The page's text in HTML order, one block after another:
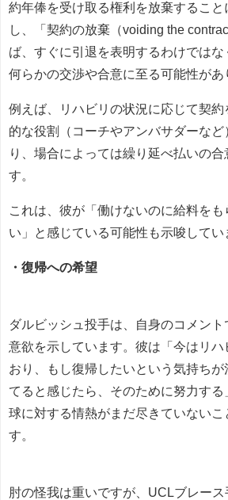
約年俸を受け取る権利を放棄するこ
し、「契約の放棄（voiding the
ば、すぐに引退を表明するわけでは
何らかの交渉や合意に至る可能性があ
例えば、リハビリの状況に応じて契
的な役割（コーチやアンバサダーなど
り、場合によっては繰り延べ払いの合
す。
これは、彼が「働けないのに給料を
い」と感じている可能性も示唆してい
・復帰への希望
ダルビッシュ投手は、自身のコメン
意欲を示しています。彼は「今はリ
おり、もし復帰したいという気持ち
てると感じたら、そのために努力す
球に対する情熱がまだ尽きていないこ
す。
肘の怪我は重いですが、UCLブレー